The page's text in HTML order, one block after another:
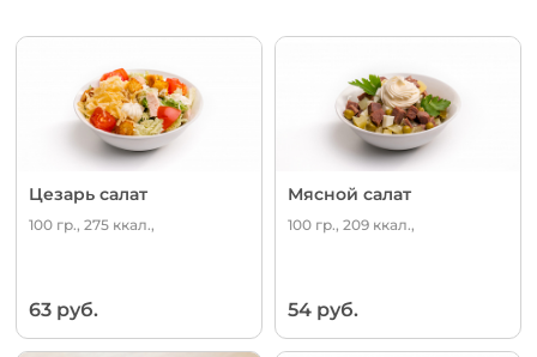
Цезарь салат
100 гр., 275 ккал.,
63 руб.
Мясной салат
100 гр., 209 ккал.,
54 руб.